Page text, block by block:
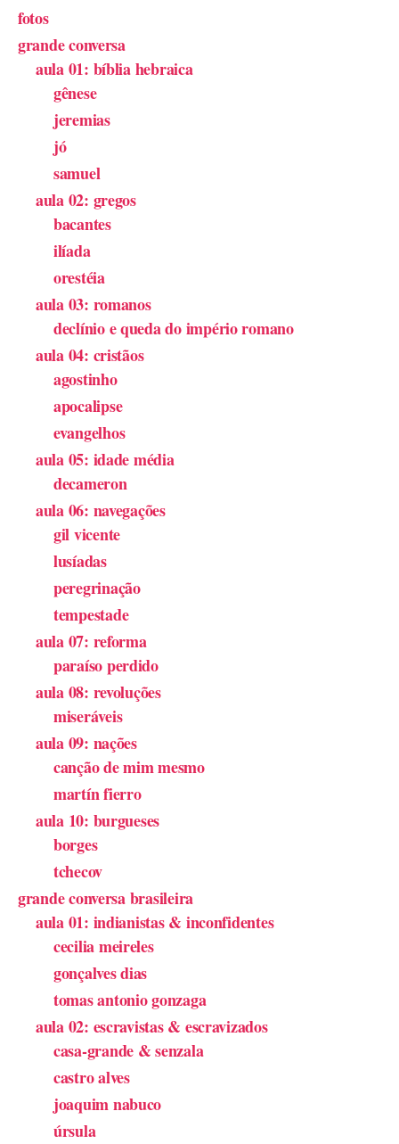
fotos
grande conversa
aula 01: bíblia hebraica
gênese
jeremias
jó
samuel
aula 02: gregos
bacantes
ilíada
orestéia
aula 03: romanos
declínio e queda do império romano
aula 04: cristãos
agostinho
apocalipse
evangelhos
aula 05: idade média
decameron
aula 06: navegações
gil vicente
lusíadas
peregrinação
tempestade
aula 07: reforma
paraíso perdido
aula 08: revoluções
miseráveis
aula 09: nações
canção de mim mesmo
martín fierro
aula 10: burgueses
borges
tchecov
grande conversa brasileira
aula 01: indianistas & inconfidentes
cecilia meireles
gonçalves dias
tomas antonio gonzaga
aula 02: escravistas & escravizados
casa-grande & senzala
castro alves
joaquim nabuco
úrsula